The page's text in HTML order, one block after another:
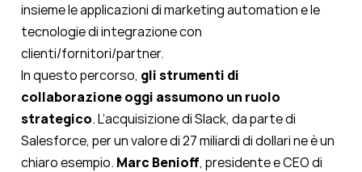
insieme le applicazioni di marketing automation e le
tecnologie di integrazione con
clienti/fornitori/partner.
In questo percorso, gli strumenti di
collaborazione oggi assumono un ruolo
strategico. L’acquisizione di Slack, da parte di
Salesforce, per un valore di 27 miliardi di dollari ne è un
chiaro esempio. Marc Benioff, presidente e CEO di